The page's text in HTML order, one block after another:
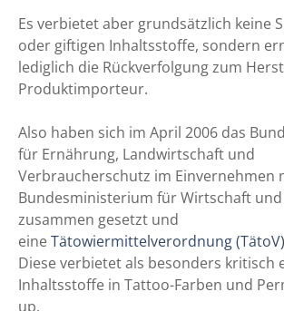
Es verbietet aber grundsätzlich keine
oder giftigen Inhaltsstoffe, sondern
lediglich die Rückverfolgung zum
Produktimporteur.
Also haben sich im April 2006 das
für Ernährung, Landwirtschaft und
Verbraucherschutz im Einvernehmen
Bundesministerium für Wirtschaft
zusammen gesetzt und
eineTätowiermittelverordnung (TätoV)
Diese verbietet als besonders kritisch
Inhaltsstoffe in Tattoo-Farben und
up.